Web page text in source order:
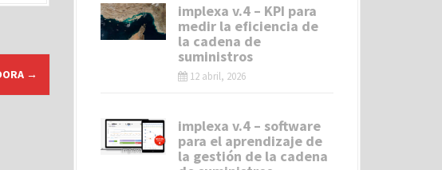
→
implexa v.4 – KPI para
medir la eficiencia de
la cadena de
suministros
12 abril, 2026
implexa v.4 – software
para el aprendizaje de
la gestión de la cadena